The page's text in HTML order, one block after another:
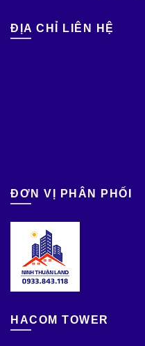
ĐỊA CHỈ LIÊN HỆ
ĐƠN VỊ PHÂN PHỐI
HACOM TOWER